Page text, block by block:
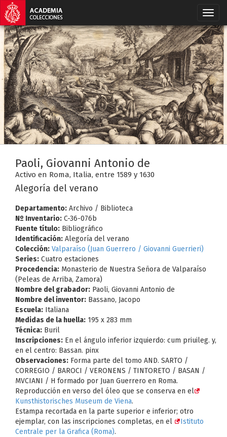
Paoli, Giovanni Antonio de
Activo en Roma, Italia, entre 1589 y 1630
Alegoría del verano
Departamento: Archivo / Biblioteca
Nº Inventario: C-36-076b
Fuente título: Bibliográfico
Identificación: Alegoría del verano
Colección: Valparaíso (Juan Guerrero / Giovanni Guerrieri)
Series: Cuatro estaciones
Procedencia: Monasterio de Nuestra Señora de Valparaíso
(Peleas de Arriba, Zamora)
Nombre del grabador: Paoli, Giovanni Antonio de
Nombre del inventor: Bassano, Jacopo
Escuela: Italiana
Medidas de la huella: 195 x 283 mm
Técnica: Buril
Inscripciones: En el ángulo inferior izquierdo: cum priuileg. y,
en el centro: Bassan. pinx
Observaciones: Forma parte del tomo AND. SARTO /
CORREGIO / BAROCI / VERONENS / TINTORETO / BASAN /
MVCIANI / H formado por Juan Guerrero en Roma.
Reproducción en verso del óleo que se conserva en el
Kunsthistorisches Museum de Viena.
Estampa recortada en la parte superior e inferior; otro
ejemplar, con las inscripciones completas, en el
Istituto
Centrale per la Grafica (Roma).